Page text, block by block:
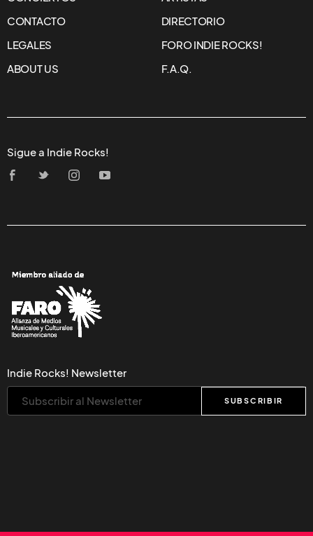
CONTACTO
DIRECTORIO
LEGALES
FORO INDIE ROCKS!
ABOUT US
F.A.Q.
Sigue a Indie Rocks!
Indie Rocks! Newsletter